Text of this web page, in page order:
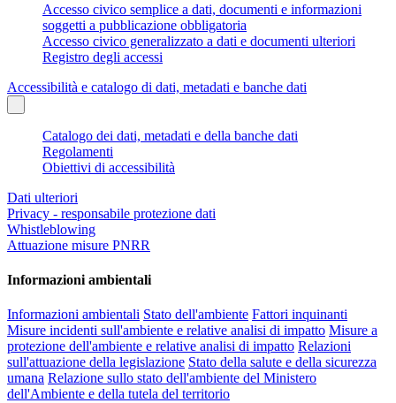
Accesso civico semplice a dati, documenti e informazioni
soggetti a pubblicazione obbligatoria
Accesso civico generalizzato a dati e documenti ulteriori
Registro degli accessi
Accessibilità e catalogo di dati, metadati e banche dati
Catalogo dei dati, metadati e della banche dati
Regolamenti
Obiettivi di accessibilità
Dati ulteriori
Privacy - responsabile protezione dati
Whistleblowing
Attuazione misure PNRR
Informazioni ambientali
Informazioni ambientali Stato dell'ambiente Fattori inquinanti
Misure incidenti sull'ambiente e relative analisi di impatto Misure a
protezione dell'ambiente e relative analisi di impatto Relazioni
sull'attuazione della legislazione Stato della salute e della sicurezza
umana Relazione sullo stato dell'ambiente del Ministero
dell'Ambiente e della tutela del territorio